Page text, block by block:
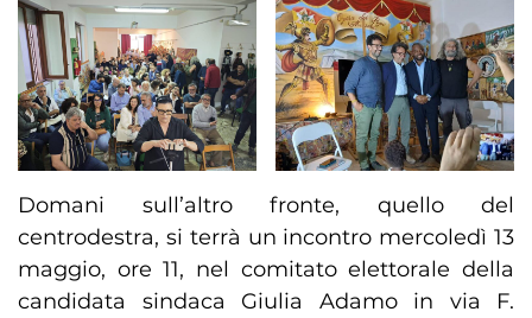
Domani sull’altro fronte, quello del
centrodestra, si terrà un incontro mercoledì 13
maggio, ore 11, nel comitato elettorale della
candidata sindaca Giulia Adamo in via F.